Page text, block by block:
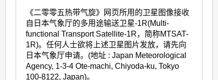
《二零零五热带气旋》网页所用的卫星图像接收
自日本气象厅的多用途输送卫星-1R(Multi-
functional Transport Satellite-1R，简称MTSAT-
1R)。任何人士欲将上述卫星图片发放，请先向
日本气象厅申请。(地址 : Japan Meteorological
Agency, 1-3-4 Ote-machi, Chiyoda-ku, Tokyo
100-8122, Japan)。